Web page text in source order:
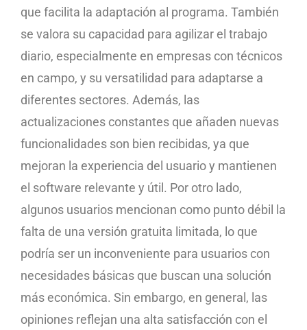
que facilita la adaptación al programa. También
se valora su capacidad para agilizar el trabajo
diario, especialmente en empresas con técnicos
en campo, y su versatilidad para adaptarse a
diferentes sectores. Además, las
actualizaciones constantes que añaden nuevas
funcionalidades son bien recibidas, ya que
mejoran la experiencia del usuario y mantienen
el software relevante y útil. Por otro lado,
algunos usuarios mencionan como punto débil la
falta de una versión gratuita limitada, lo que
podría ser un inconveniente para usuarios con
necesidades básicas que buscan una solución
más económica. Sin embargo, en general, las
opiniones reflejan una alta satisfacción con el